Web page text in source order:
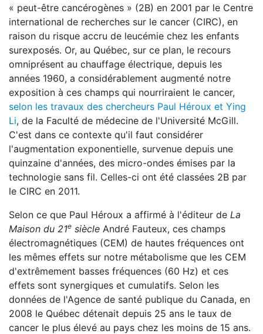
« peut-être cancérogènes » (2B) en 2001 par le Centre
international de recherches sur le cancer (CIRC), en
raison du risque accru de leucémie chez les enfants
surexposés. Or, au Québec, sur ce plan, le recours
omniprésent au chauffage électrique, depuis les
années 1960, a considérablement augmenté notre
exposition à ces champs qui nourriraient le cancer,
selon les travaux des chercheurs Paul Héroux et Ying
Li, de la Faculté de médecine de l'Université McGill.
C'est dans ce contexte qu'il faut considérer
l'augmentation exponentielle, survenue depuis une
quinzaine d'années, des micro-ondes émises par la
technologie sans fil. Celles-ci ont été classées 2B par
le CIRC en 2011.
Selon ce que Paul Héroux a affirmé à l'éditeur de La
Maison du 21e siècle André Fauteux, ces champs
électromagnétiques (CEM) de hautes fréquences ont
les mêmes effets sur notre métabolisme que les CEM
d'extrêmement basses fréquences (60 Hz) et ces
effets sont synergiques et cumulatifs. Selon les
données de l'Agence de santé publique du Canada, en
2008 le Québec détenait depuis 25 ans le taux de
cancer le plus élevé au pays chez les moins de 15 ans.